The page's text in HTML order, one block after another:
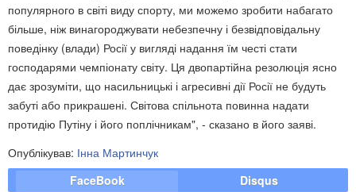
популярного в світі виду спорту, ми можемо зробити набагато
більше, ніж винагороджувати небезпечну і безвідповідальну
поведінку (влади) Росії у вигляді надання їм честі стати
господарями чемпіонату світу. Ця двопартійна резолюція ясно
дає зрозуміти, що насильницькі і агресивні дії Росії не будуть
забуті або прикрашені. Світова спільнота повинна надати
протидію Путіну і його поплічникам", - сказано в його заяві.
Опублікував: Інна Мартинчук
FaceBook
Disqus